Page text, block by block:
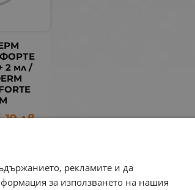
2 мл /
лв.
рекламите и да
за използването на нашия